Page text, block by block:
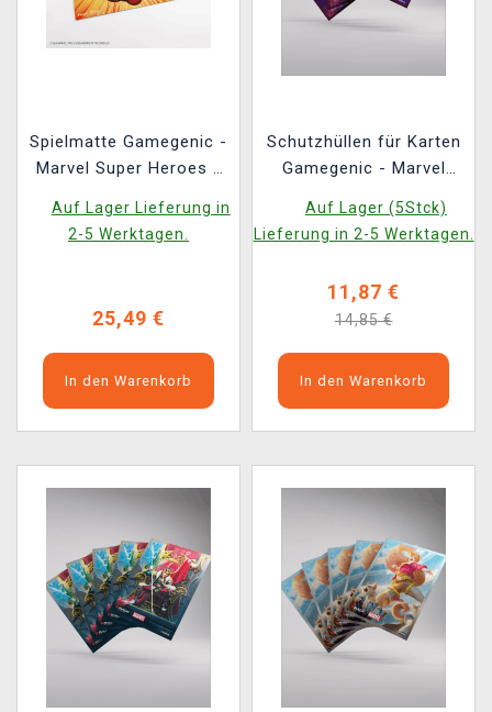
Spielmatte Gamegenic -
Marvel Super Heroes -
America
Auf Lager Lieferung in
2-5 Werktagen.
25,49 €
In den Warenkorb
Schutzhüllen für Karten
Gamegenic - Marvel
Premium Double
Sleeving Galactus
Auf Lager (5Stck)
Lieferung in 2-5 Werktagen.
11,87 €
14,85 €
In den Warenkorb